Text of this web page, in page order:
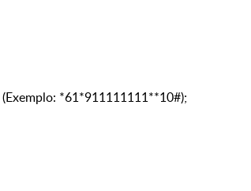
(Exemplo: *61*911111111**10#);